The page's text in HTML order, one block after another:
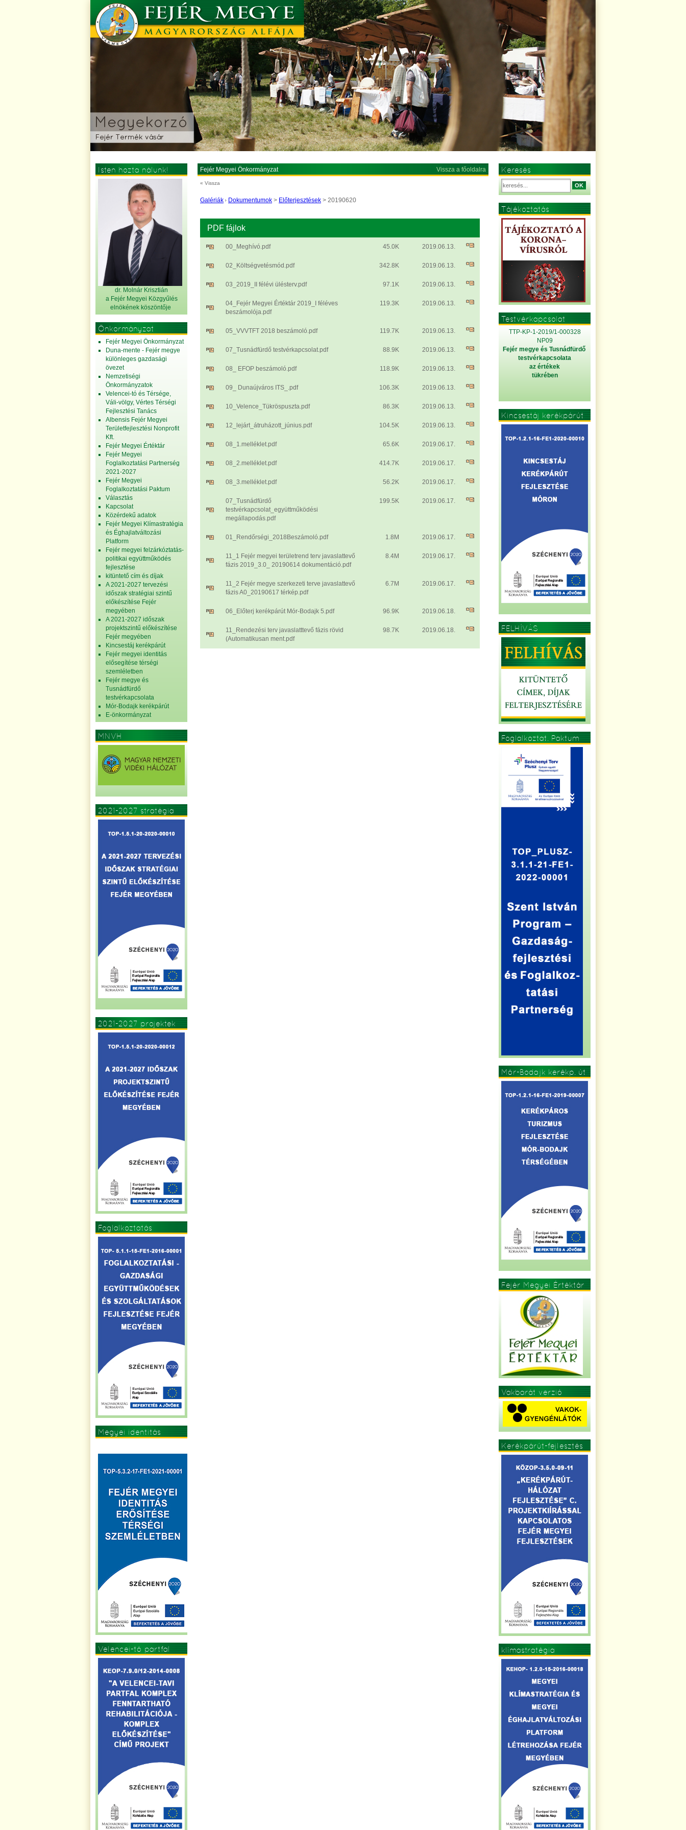
Isten hozta nálunk!
dr. Molnár Krisztián
a Fejér Megyei Közgyűlés
elnökének köszöntője
Önkormányzat
Fejér Megyei Önkormányzat
Duna-mente - Fejér megye
különleges gazdasági
övezet
Nemzetiségi
Önkormányzatok
Velencei-tó és Térsége,
Váli-völgy, Vértes Térségi
Fejlesztési Tanács
Albensis Fejér Megyei
Területfejlesztési Nonprofit
Kft.
Fejér Megyei Értéktár
Fejér Megyei
Foglalkoztatási Partnerség
2021-2027
Fejér Megyei
Foglalkoztatási Paktum
Választás
Kapcsolat
Közérdekű adatok
Fejér Megyei Klímastratégia
és Éghajlatváltozási
Platform
Fejér megyei felzárkóztatás-
politikai együttműködés
fejlesztése
kitüntető cím és díjak
A 2021-2027 tervezési
időszak stratégiai szintű
előkészítése Fejér
megyében
A 2021-2027 időszak
projektszintű előkészítése
Fejér megyében
Kincsestáj kerékpárút
Fejér megyei identitás
elősegítése térségi
szemléletben
Fejér megye és
Tusnádfürdő
testvérkapcsolata
Mór-Bodajk kerékpárút
E-önkormányzat
MNVH
2021-2027 stratégia
2021-2027 projektek
Foglalkoztatás
Megyei identitás
Velencei-tó partfal
Fejér Megyei Önkormányzat Vissza a főoldalra
« Vissza
Galériák Dokumentumok > Előterjesztések > 20190620
PDF fájlok
00_Meghívó.pdf 45.0K 2019.06.13.
02_Költségvetésmód.pdf 342.8K 2019.06.13.
03_2019_II félévi ülésterv.pdf 97.1K 2019.06.13.
04_Fejér Megyei Értéktár 2019_I féléves
beszámolója.pdf
119.3K 2019.06.13.
05_VVVTFT 2018 beszámoló.pdf 119.7K 2019.06.13.
07_Tusnádfürdő testvérkapcsolat.pdf 88.9K 2019.06.13.
08_ EFOP beszámoló.pdf 118.9K 2019.06.13.
09_ Dunaújváros ITS_.pdf 106.3K 2019.06.13.
10_Velence_Tükröspuszta.pdf 86.3K 2019.06.13.
12_lejárt_átruházott_június.pdf 104.5K 2019.06.13.
08_1.melléklet.pdf 65.6K 2019.06.17.
08_2.melléklet.pdf 414.7K 2019.06.17.
08_3.melléklet.pdf 56.2K 2019.06.17.
07_Tusnádfürdő
testvérkapcsolat_együttműködési
megállapodás.pdf
199.5K 2019.06.17.
01_Rendőrségi_2018Beszámoló.pdf 1.8M 2019.06.17.
11_1 Fejér megyei területrend terv javaslattevő
fázis 2019_3.0_ 20190614 dokumentáció.pdf
8.4M 2019.06.17.
11_2 Fejér megye szerkezeti terve javaslattevő
fázis A0_20190617 térkép.pdf
6.7M 2019.06.17.
06_Előterj kerékpárút Mór-Bodajk 5.pdf 96.9K 2019.06.18.
11_Rendezési terv javaslatttevő fázis rövid
(Automatikusan ment.pdf
98.7K 2019.06.18.
Keresés
OK
Tájékoztatás
Testvérkapcsolat
TTP-KP-1-2019/1-000328
NP09
Fejér megye és Tusnádfürdő
testvérkapcsolata
az értékek
tükrében
Kincsestáj kerékpárút
FELHÍVÁS
Foglalkoztat. Paktum
Mór-Bodajk kerékp. út
Fejér Megyei Értéktár
Vakbarát verzió
Kerékpárút-fejlesztés
klímastratégia